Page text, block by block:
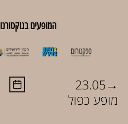
המופעים בנוקטורנו LIVE בחסות:
23.05→
מופע כפול